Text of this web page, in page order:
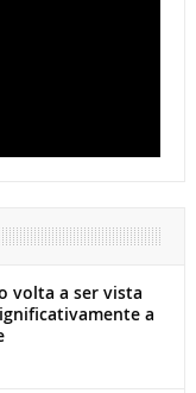
volta a ser vista
a